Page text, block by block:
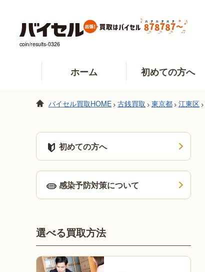
coin/results-0326
ホーム 初めての方へ
バイセル買取HOME > 古銭買取 > 東京都 > 江東区 >
初めての方へ
感染予防対策について
選べる買取方法